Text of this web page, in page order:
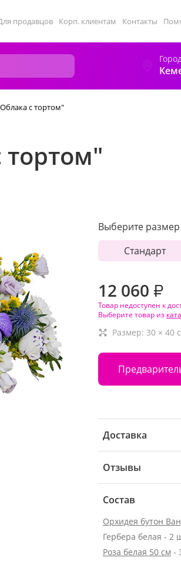
продавцов Корп. клиентам Контакты
с тортом"
Выберите размер
Стандарт
12 060 ₽
Товар недоступен к
Выберите товар из
Размер: 30 × 40
Доставка
Отзывы
Состав
Орхидея бутон
Гербера белая - 2
Роза белая 50 см -